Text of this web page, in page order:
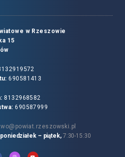
w Rzeszowie
15
690581413
8132968582
690587999
– piątek, 7:30-15:30